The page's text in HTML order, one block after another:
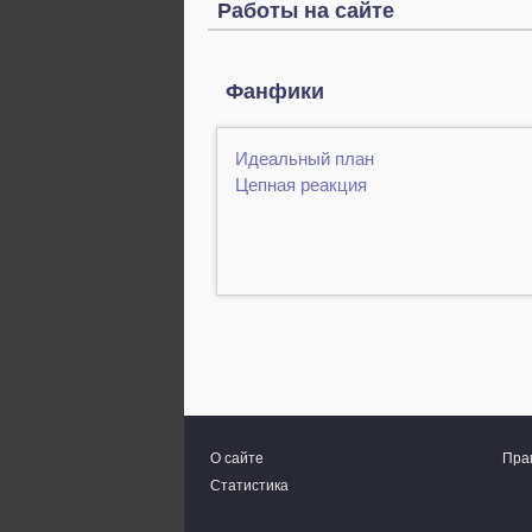
Работы на сайте
Фанфики
Идеальный план
Цепная реакция
О сайте
Статистика